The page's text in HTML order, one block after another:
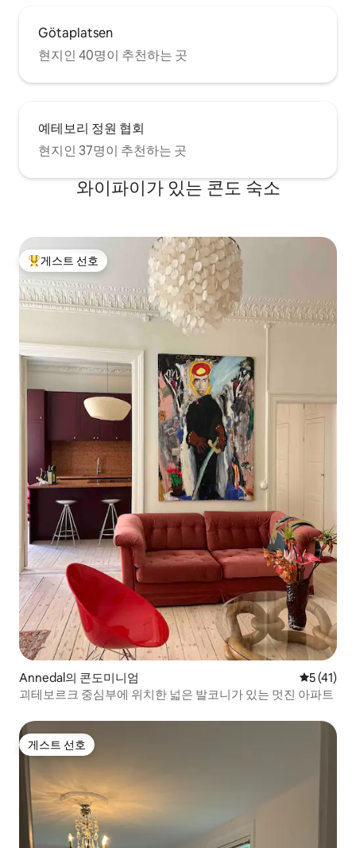
Götaplatsen
현지인 40명이 추천하는 곳
예테보리 정원 협회
현지인 37명이 추천하는 곳
와이파이가 있는 콘도 숙소
상위 게스트 선호
게스트 선호
Annedal의 콘도미니엄 평점 5점
5 (41)
괴테보르크 중심부에 위치한 넓은 발코니가 있는 멋진 아파트
게스트 선호
게스트 선호